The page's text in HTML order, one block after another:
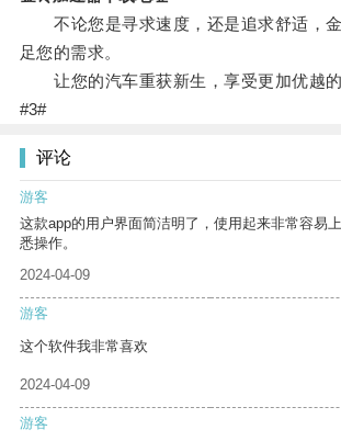
不论您是寻求速度，还是追求舒适，
足您的需求。
让您的汽车重获新生，享受更加优越的
#3#
评论
游客
这款app的用户界面简洁明了，使用起来非常容易
悉操作。
2024-04-09
游客
这个软件我非常喜欢
2024-04-09
游客